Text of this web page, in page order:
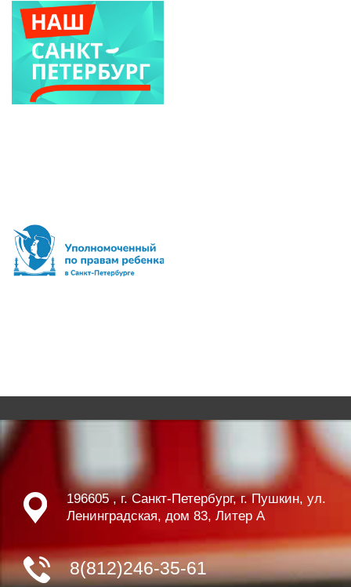
196605 , г. Санкт-Петербург, г. Пушкин, ул.
Ленинградская, дом 83, Литер А
8(812)246-35-61